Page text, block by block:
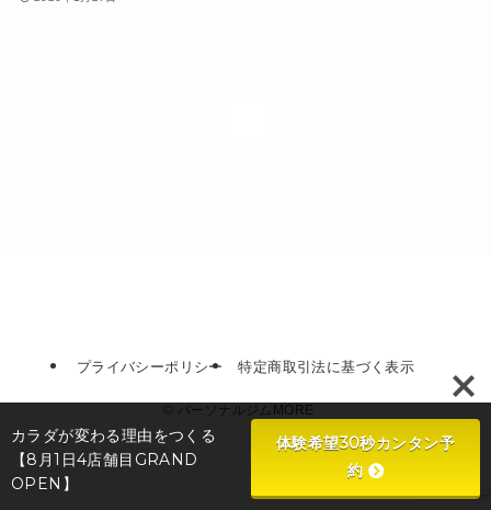
プライバシーポリシー 特定商取引法に基づく表示
パーソナルジムMORE
カラダが変わる理由をつくる
【8月1日4店舗目GRAND
OPEN】
体験希望30秒カンタン予
約